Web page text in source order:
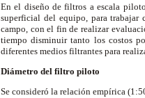
En el diseño de filtros a escala
superficial del equipo, para trabajar
campo, con el fin de realizar
tiempo disminuir tanto los costos
diferentes medios filtrantes para
Diámetro del filtro piloto
Se consideró la relación empírica